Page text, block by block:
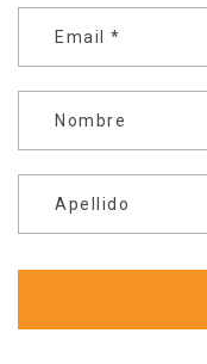
Email *
Nombre
Apellido